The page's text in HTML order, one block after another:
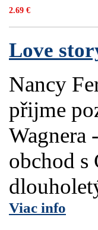
2.69 €
Love
Nancy
přijme
Wagnera
obchod s
Viac info